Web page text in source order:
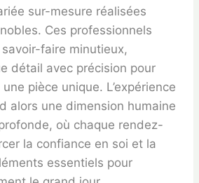
sur-mesure réalisées
Ces professionnels
savoir-faire minutieux,
détail avec précision pour
pièce unique. L’expérience
alors une dimension humaine
où chaque rendez-
la confiance en soi et la
essentiels pour